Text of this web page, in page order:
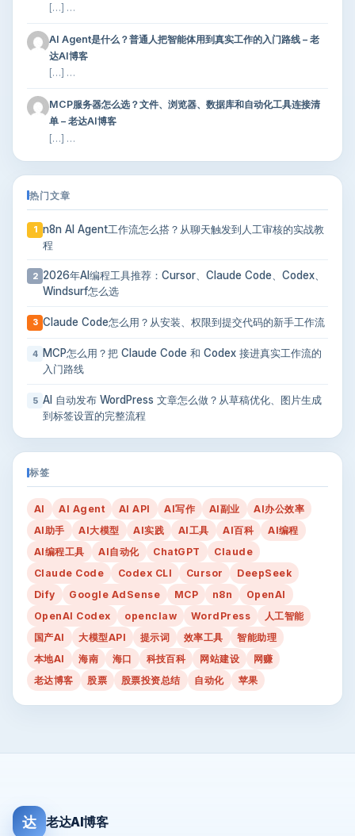
[…] …
AI Agent是什么？普通人把智能体用到真实工作的入门路线 – 老
达AI博客
[…] …
MCP服务器怎么选？文件、浏览器、数据库和自动化工具连接清
单 – 老达AI博客
[…] …
热门文章
1
n8n AI Agent工作流怎么搭？从聊天触发到人工审核的实战教
程
2 2026年AI编程工具推荐：Cursor、Claude Code、Codex、
Windsurf怎么选
3 Claude Code怎么用？从安装、权限到提交代码的新手工作流
4
MCP怎么用？把 Claude Code 和 Codex 接进真实工作流的
入门路线
5 AI 自动发布 WordPress 文章怎么做？从草稿优化、图片生成
到标签设置的完整流程
标签
AI AI Agent AI API AI写作 AI副业
AI办公效率
AI助手
AI大模型 AI实践 AI工具 AI百科
AI编程
AI编程工具
AI自动化 ChatGPT
Claude
Claude Code
Codex CLI Cursor
DeepSeek
Dify
Google AdSense MCP n8n
OpenAI
OpenAI Codex
openclaw WordPress
人工智能
国产AI
大模型API 提示词 效率工具
智能助理
本地AI
海南 海口 科技百科 网站建设
网赚
老达博客
股票 股票投资总结 自动化 苹果
达 老达AI博客